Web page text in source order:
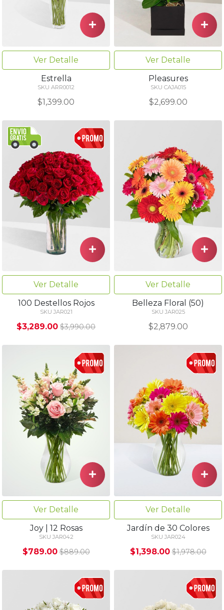
Ver Detalle
Estrella
SKU ARR0012
$1,399.00
Ver Detalle
Pleasures
SKU CAJA015
$2,699.00
Ver Detalle
100 Destellos Rojos
SKU JAR021
$3,289.00 $3,990.00
Ver Detalle
Belleza Floral (50)
SKU JAR025
$2,879.00
Ver Detalle
Joy | 12 Rosas
SKU JAR042
$789.00 $889.00
Ver Detalle
Jardín de 30 Colores
SKU JAR024
$1,398.00 $1,978.00